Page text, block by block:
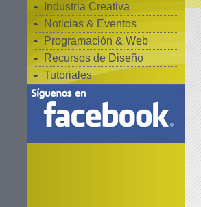
Industria Creativa
Noticias & Eventos
Programación & Web
Recursos de Diseño
Tutoriales